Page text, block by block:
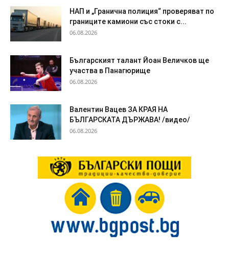
НАП и „Гранична полиция“ проверяват по
границите камиони със стоки с...
06.08.2026
Българският талант Йоан Величков ще
участва в Панагюрище
06.08.2026
Валентин Вацев ЗА КРАЯ НА
БЪЛГАРСКАТА ДЪРЖАВА! /видео/
06.08.2026